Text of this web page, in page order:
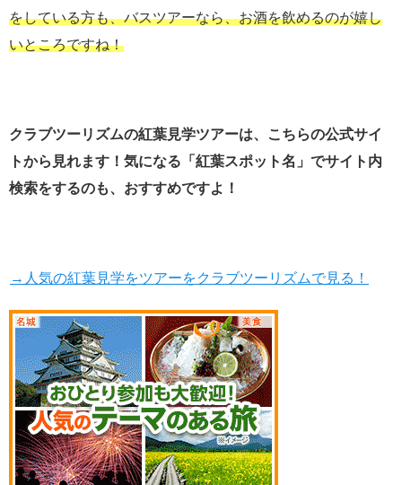
をしている方も、バスツアーなら、お酒を飲めるのが嬉し
いところですね！
クラブツーリズムの紅葉見学ツアーは、こちらの公式サイ
トから見れます！気になる「紅葉スポット名」でサイト内
検索をするのも、おすすめですよ！
→人気の紅葉見学をツアーをクラブツーリズムで見る！